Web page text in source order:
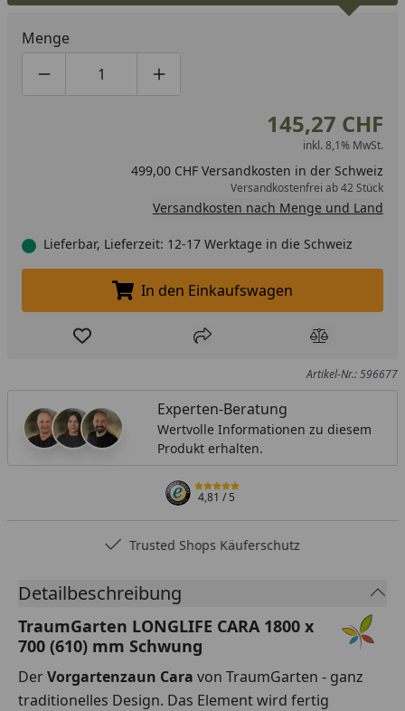
Menge
Produktmenge um eins verringern
Produktmenge manuell eingeben
Produktmenge um eins erhöhen
145,27 CHF
inkl. 8,1% MwSt.
499,00 CHF Versandkosten in der Schweiz
Versandkostenfrei ab 42 Stück
Versandkosten nach Menge und Land
Lieferbar, Lieferzeit: 12-17 Werktage in die Schweiz
In den Einkaufswagen legen
In den Einkaufswagen
Produkt zur Wunschliste hinzufügen
Teilen Produkt
Artikel-Nr.: 596677
Experten-Beratung
Wertvolle Informationen zu diesem
Produkt erhalten.
4,81/ 5
Trusted Shops Käuferschutz
Detailbeschreibung
TraumGarten LONGLIFE CARA 1800 x
700 (610) mm Schwung
DerVorgartenzaun Cara von TraumGarten - ganz
traditionelles Design. Das Element wird fertig